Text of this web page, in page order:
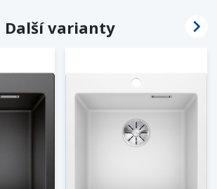
Další varianty 